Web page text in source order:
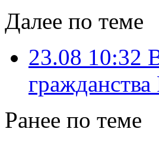
Далее по теме
23.08 10:32
Ранее по теме